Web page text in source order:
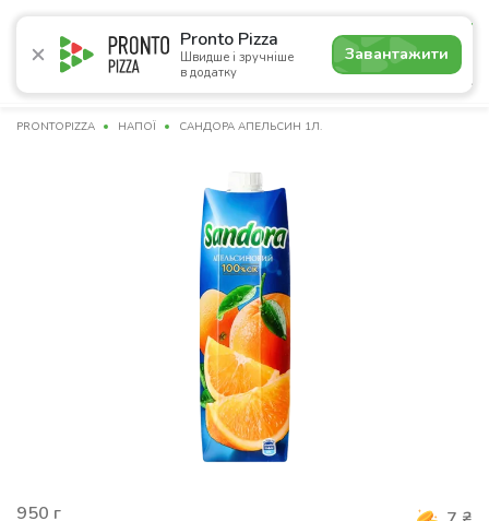
Pronto Pizza
Швидше і зручніше
в додатку
Завантажити
5.0
Акції Піца Суші Сети Бургери Комбо
PRONTOPIZZA НАПОЇ САНДОРА АПЕЛЬСИН 1Л.
950 г